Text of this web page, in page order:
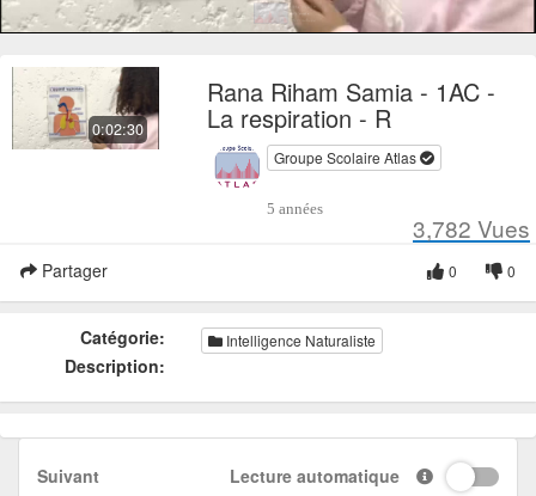
0:02:30
Rana Riham Samia - 1AC -
La respiration - R
Groupe Scolaire Atlas
5 années
3,782 Vues
Partager 0
0
Catégorie: Intelligence Naturaliste
Description:
Suivant Lecture automatique